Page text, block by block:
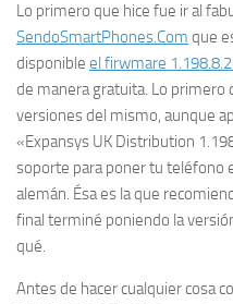
Lo primero que hice fue ir al
SendoSmartPhones.Com que
disponible el firwmare
de manera gratuita. Lo primero
versiones del mismo, aunque
«Expansys UK Distribution
soporte para poner tu teléfono
alemán. Ésa es la que
final terminé poniendo la
qué.
Antes de hacercualquiercosa